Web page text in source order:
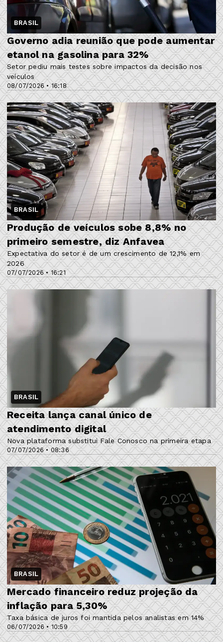
BRASIL
08/07/2026 • 16:18
Governo adia reunião que pode aumentar
etanol na gasolina para 32%
Setor pediu mais testes sobre impactos da decisão nos
veículos
BRASIL
07/07/2026 • 16:21
Produção de veículos sobe 8,8% no
primeiro semestre, diz Anfavea
Expectativa do setor é de um crescimento de 12,1% em
2026
BRASIL
07/07/2026 • 08:36
Receita lança canal único de
atendimento digital
Nova plataforma substitui Fale Conosco na primeira etapa
BRASIL
06/07/2026 • 10:59
Mercado financeiro reduz projeção da
inflação para 5,30%
Taxa básica de juros foi mantida pelos analistas em 14%